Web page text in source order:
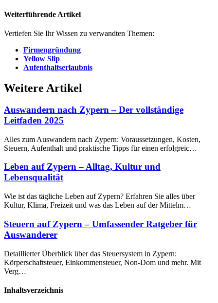
Weiterführende Artikel
Vertiefen Sie Ihr Wissen zu verwandten Themen:
Firmengründung
Yellow Slip
Aufenthaltserlaubnis
Weitere Artikel
Auswandern nach Zypern – Der vollständige
Leitfaden 2025
Alles zum Auswandern nach Zypern: Voraussetzungen, Kosten,
Steuern, Aufenthalt und praktische Tipps für einen erfolgreic…
Leben auf Zypern – Alltag, Kultur und
Lebensqualität
Wie ist das tägliche Leben auf Zypern? Erfahren Sie alles über
Kultur, Klima, Freizeit und was das Leben auf der Mittelm…
Steuern auf Zypern – Umfassender Ratgeber für
Auswanderer
Detaillierter Überblick über das Steuersystem in Zypern:
Körperschaftsteuer, Einkommensteuer, Non-Dom und mehr. Mit
Verg…
Inhaltsverzeichnis